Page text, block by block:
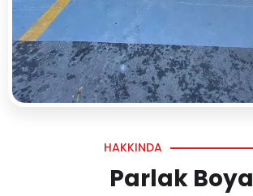
HAKKINDA
Parlak Boya